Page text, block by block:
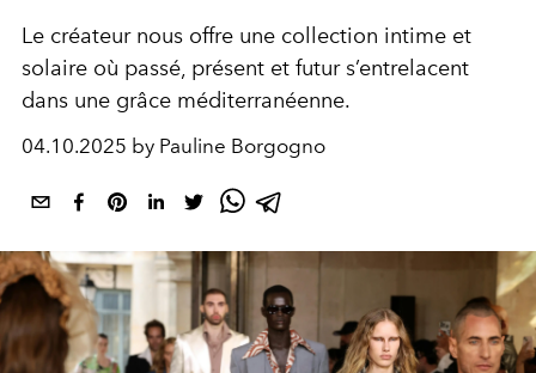
Le créateur nous offre une collection intime et
solaire où passé, présent et futur s’entrelacent
dans une grâce méditerranéenne.
04.10.2025 by Pauline Borgogno